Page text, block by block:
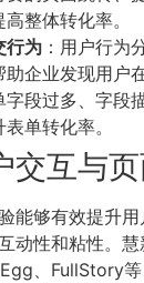
整体转化率。
行为 ：用户行为
助企业发现用户
字段过多、字段
单转化率。
交互与
能够有效提升
动性和粘性。
、FullStory